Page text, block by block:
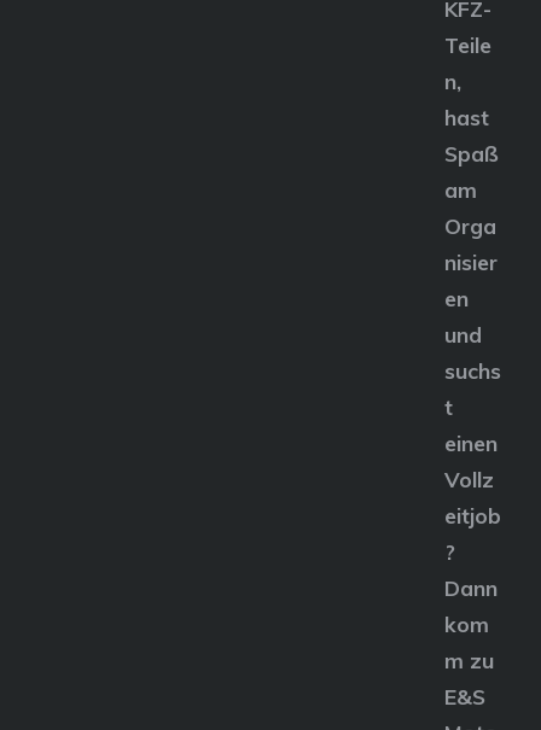
KFZ-
Teile
n,
hast
Spaß
am
Orga
nisier
en
und
suchs
t
einen
Vollz
eitjob
?
Dann
kom
m zu
E&S